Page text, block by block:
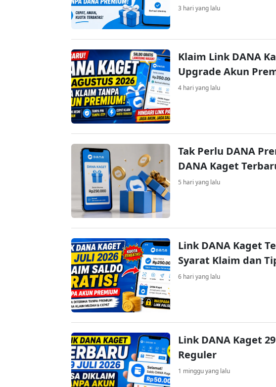
3 hari yang lalu
Klaim Link DANA
Upgrade Akun
4 hari yang lalu
Tak Perlu DANA
DANA Kaget
5 hari yang lalu
Link DANA Kaget
Syarat Klaim dan
6 hari yang lalu
Link DANA Kaget
Reguler
1 minggu yang lalu